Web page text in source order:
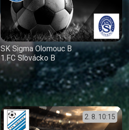
SK Sigma Olomouc B
1.FC Slovácko B
2. 8. 10:15